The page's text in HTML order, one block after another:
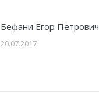
Бефани Егор Петрович
20.07.2017